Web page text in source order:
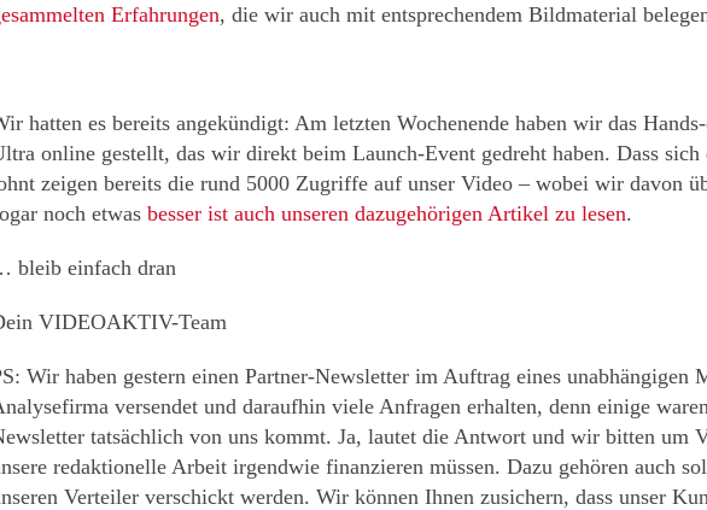
Erfahrungen, die wir auch mit entsprechendem Bildmaterial
hatten es bereits angekündigt: Am letzten Wochenende haben wir das
online gestellt, das wir direkt beim Launch-Event gedreht haben. Dass
zeigen bereits die rund 5000 Zugriffe auf unser Video – wobei wir davon
noch etwas besser ist auch unseren dazugehörigen Artikel zu lesen.
bleib einfach dran
VIDEOAKTIV-Team
Wir haben gestern einen Partner-Newsletter im Auftrag eines unabhängigen
versendet und daraufhin viele Anfragen erhalten, denn einige
tatsächlich von uns kommt. Ja, lautet die Antwort und wir bitten um
redaktionelle Arbeit irgendwie finanzieren müssen. Dazu gehören auch
Verteiler verschickt werden. Wir können Ihnen zusichern, dass unser